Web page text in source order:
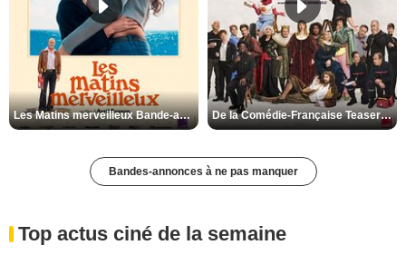
Les Matins merveilleux Bande-annonce VF De la Comédie-Française Teaser VF
Bandes-annonces à ne pas manquer
Top actus ciné de la semaine